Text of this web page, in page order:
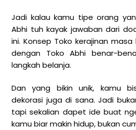
Jadi kalau kamu tipe orang
Abhi tuh kayak jawaban dari
ini. Konsep Toko kerajinan
dengan Toko Abhi benar-
langkah belanja.
Dan yang bikin unik, kamu
dekorasi juga di sana. Jadi
tapi sekalian dapet ide buat
kamu biar makin hidup, bukan